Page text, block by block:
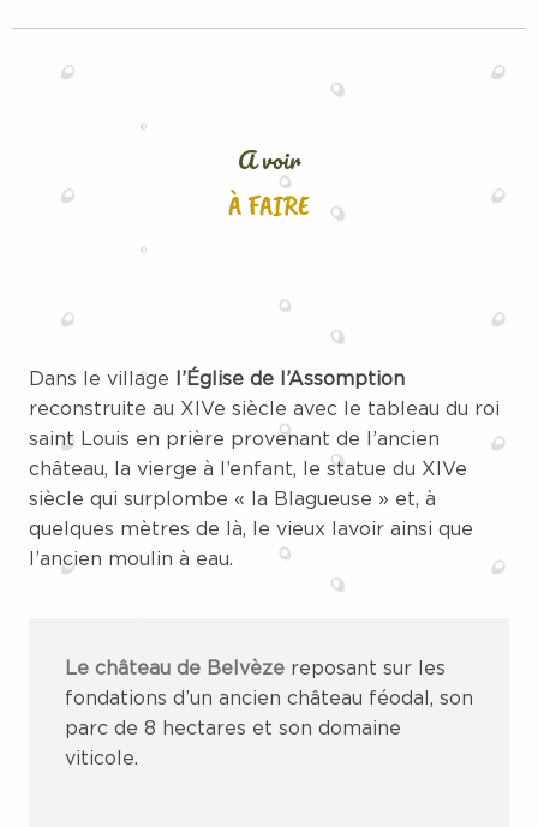
A voir
À FAIRE
Dans le village
l’Église de l’Assomption
reconstruite au XIVe siècle avec le tableau du roi
saint Louis en prière provenant de l’ancien
château, la vierge à l’enfant, le statue du XIVe
siècle qui surplombe « la Blagueuse » et, à
quelques mètres de là, le vieux lavoir ainsi que
l’ancien moulin à eau.
Le château de Belvèze reposant sur les
fondations d’un ancien château féodal, son
parc de 8 hectares et son domaine
viticole.